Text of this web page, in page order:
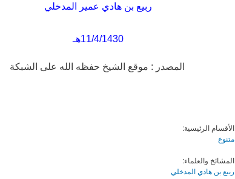
ربيع بن هادي عمير المدخلي
11/4/1430هـ
المصدر : موقع الشيخ حفظه الله على الشبكة
الأقسام الرئيسية:
متنوع
المشائخ والعلماء:
ربيع بن هادي المدخلي